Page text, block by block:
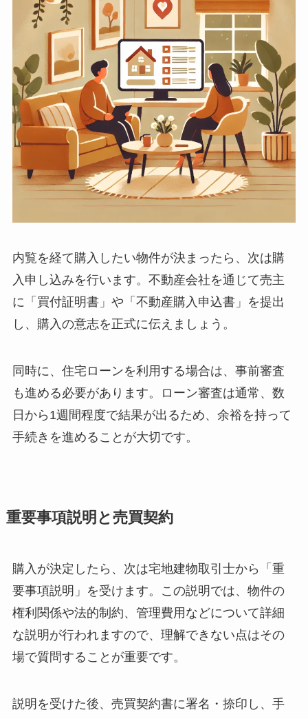
内覧を経て購入したい物件が決まったら、次は購
入申し込みを行います。不動産会社を通じて売主
に「買付証明書」や「不動産購入申込書」を提出
し、購入の意志を正式に伝えましょう。
同時に、住宅ローンを利用する場合は、事前審査
も進める必要があります。ローン審査は通常、数
日から1週間程度で結果が出るため、余裕を持って
手続きを進めることが大切です。
重要事項説明と売買契約
購入が決定したら、次は宅地建物取引士から「重
要事項説明」を受けます。この説明では、物件の
権利関係や法的制約、管理費用などについて詳細
な説明が行われますので、理解できない点はその
場で質問することが重要です。
説明を受けた後、売買契約書に署名・捺印し、手